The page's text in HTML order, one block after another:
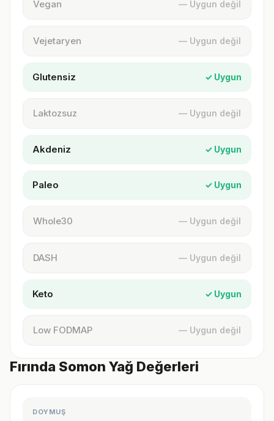
Vegan — Uygun değil
Vejetaryen — Uygun değil
Glutensiz ✓ Uygun
Laktozsuz — Uygun değil
Akdeniz ✓ Uygun
Paleo ✓ Uygun
Whole30 — Uygun değil
DASH — Uygun değil
Keto ✓ Uygun
Low FODMAP — Uygun değil
Fırında Somon Yağ Değerleri
DOYMUŞ